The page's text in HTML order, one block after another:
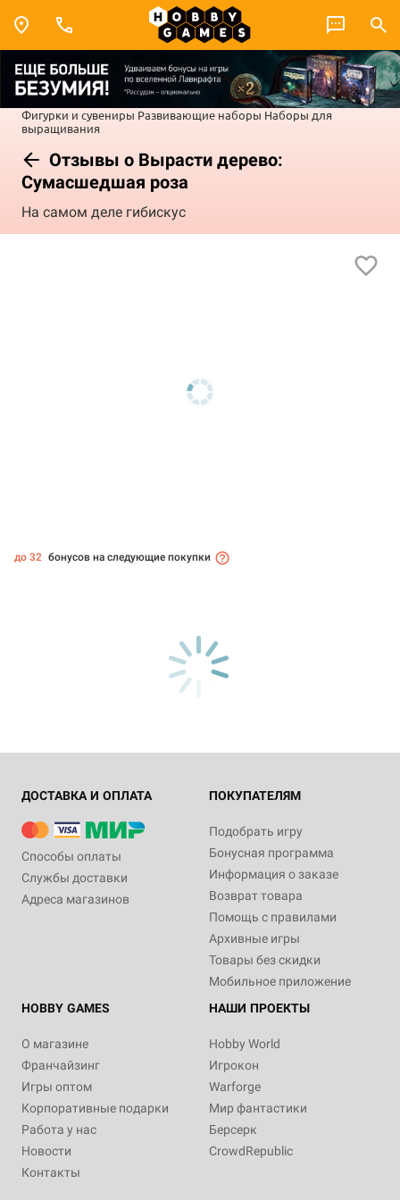
Фигурки и сувениры Развивающие наборы Наборы для
выращивания
Отзывы о Вырасти дерево:
Сумасшедшая роза
На самом деле гибискус
до 32 бонусов на следующие покупки
ДОСТАВКА И ОПЛАТА
Способы оплаты
Службы доставки
Адреса магазинов
ПОКУПАТЕЛЯМ
Подобрать игру
Бонусная программа
Информация о заказе
Возврат товара
Помощь с правилами
Архивные игры
Товары без скидки
Мобильное приложение
HOBBY GAMES
О магазине
Франчайзинг
Игры оптом
Корпоративные подарки
Работа у нас
Новости
Контакты
НАШИ ПРОЕКТЫ
Hobby World
Игрокон
Warforge
Мир фантастики
Берсерк
CrowdRepublic